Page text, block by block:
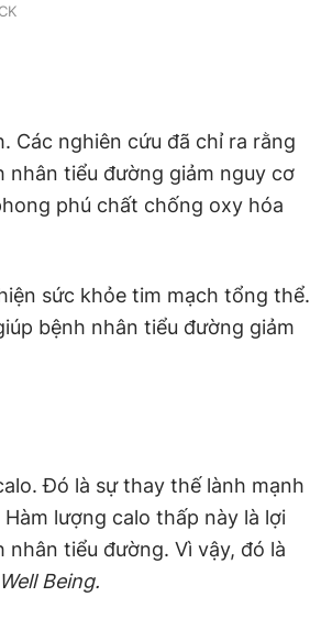
Các nghiên cứu đã chỉ ra rằng
nhân tiểu đường giảm nguy cơ
phú chất chống oxy hóa
sức khỏe tim mạch tổng thể.
bệnh nhân tiểu đường giảm
Đó là sự thay thế lành mạnh
lượng calo thấp này là lợi
tiểu đường. Vì vậy, đó là
Being.